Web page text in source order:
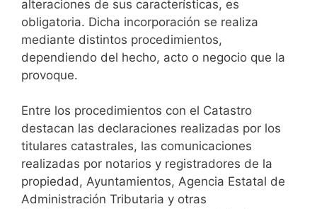
alteraciones de sus características, es
obligatoria. Dicha incorporación se realiza
mediante distintos procedimientos,
dependiendo del hecho, acto o negocio que la
provoque.
Entre los procedimientos con el Catastro
destacan las declaraciones realizadas por los
titulares catastrales, las comunicaciones
realizadas por notarios y registradores de la
propiedad, Ayuntamientos, Agencia Estatal de
Administración Tributaria y otras